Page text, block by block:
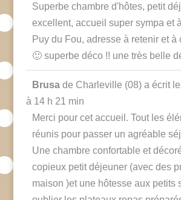
Superbe chambre d'hôtes, petit
excellent, accueil super sympa et
Puy du Fou, adresse à retenir et à
🙂 superbe déco !! une très belle
Brusa de Charleville (08) a écrit le
à 14 h 21 min
Merci pour cet accueil. Tout les
réunis pour passer un agréable
Une chambre confortable et
copieux petit déjeuner (avec des
maison )et une hôtesse aux petits